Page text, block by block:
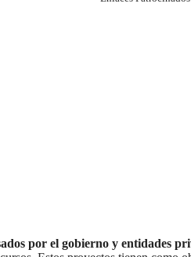
por el gobierno y entidades